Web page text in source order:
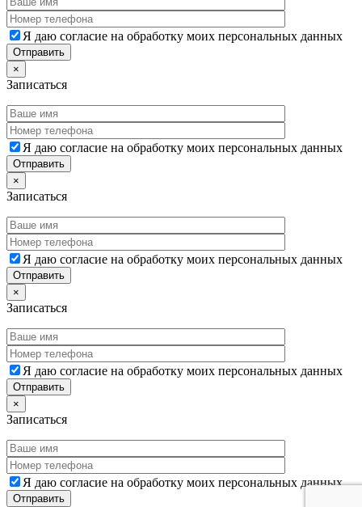
Я даю согласие на обработку моих персональных данных
×
Записаться
Я даю согласие на обработку моих персональных данных
×
Записаться
Я даю согласие на обработку моих персональных данных
×
Записаться
Я даю согласие на обработку моих персональных данных
×
Записаться
Я даю согласие на обработку моих персональных данных